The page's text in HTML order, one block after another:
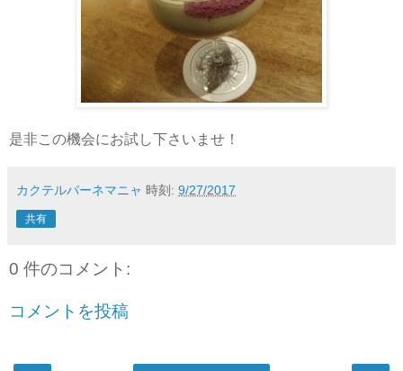
是非この機会にお試し下さいませ！
カクテルバーネマニャ 時刻: 9/27/2017
共有
0 件のコメント:
コメントを投稿